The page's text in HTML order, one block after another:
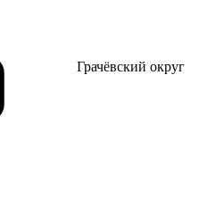
Грачёвский округ